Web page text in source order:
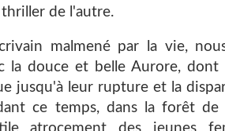
de l'autre.
malmené par la vie,
la douce et belle Aurore,
jusqu'à leur rupture et la
ce temps, dans la forêt